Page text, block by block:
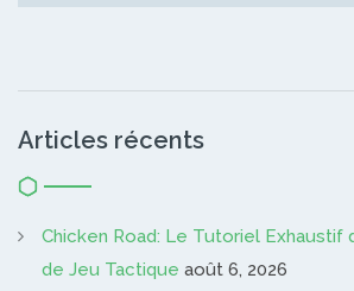
Articles récents
Chicken Road: Le Tutoriel Exhaustif
de Jeu Tactique août 6, 2026